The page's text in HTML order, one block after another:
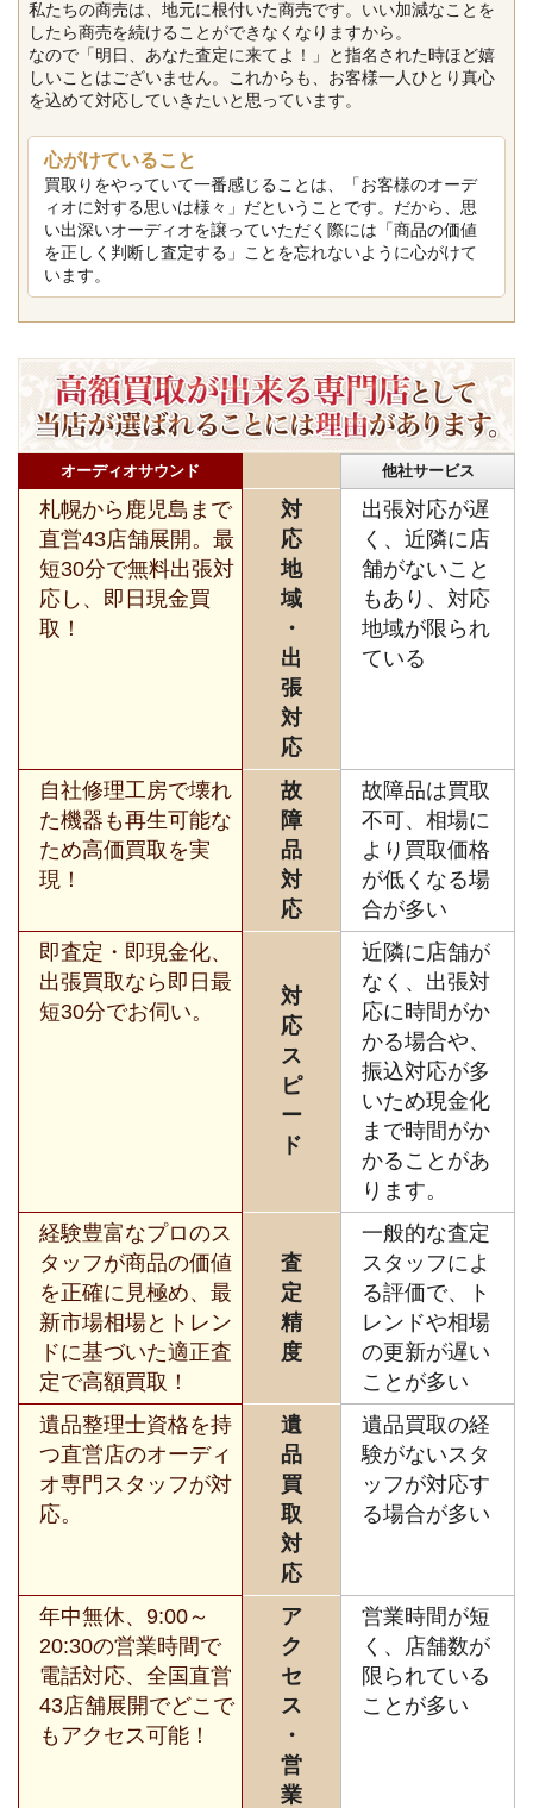
私たちの商売は、地元に根付いた商売です。いい加減なことを
したら商売を続けることができなくなりますから。
なので「明日、あなた査定に来てよ！」と指名された時ほど嬉
しいことはございません。これからも、お客様一人ひとり真心
を込めて対応していきたいと思っています。
心がけていること
買取りをやっていて一番感じることは、「お客様のオーデ
ィオに対する思いは様々」だということです。だから、思
い出深いオーディオを譲っていただく際には「商品の価値
を正しく判断し査定する」ことを忘れないように心がけて
います。
オーディオサウンド 他社サービス
札幌から鹿児島まで
直営43店舗展開。最
短30分で無料出張対
応し、即日現金買
取！
対
応
地
域
・
出
張
対
応
出張対応が遅
く、近隣に店
舗がないこと
もあり、対応
地域が限られ
ている
自社修理工房で壊れ
た機器も再生可能な
ため高価買取を実
現！
故
障
品
対
応
故障品は買取
不可、相場に
より買取価格
が低くなる場
合が多い
即査定・即現金化、
出張買取なら即日最
短30分でお伺い。
対
応
ス
ピ
ー
ド
近隣に店舗が
なく、出張対
応に時間がか
かる場合や、
振込対応が多
いため現金化
まで時間がか
かることがあ
ります。
経験豊富なプロのス
タッフが商品の価値
を正確に見極め、最
新市場相場とトレン
ドに基づいた適正査
定で高額買取！
査
定
精
度
一般的な査定
スタッフによ
る評価で、ト
レンドや相場
の更新が遅い
ことが多い
遺品整理士資格を持
つ直営店のオーディ
オ専門スタッフが対
応。
遺
品
買
取
対
応
遺品買取の経
験がないスタ
ッフが対応す
る場合が多い
年中無休、9:00～
20:30の営業時間で
電話対応、全国直営
43店舗展開でどこで
もアクセス可能！
ア
ク
セ
ス
・
営
業
営業時間が短
く、店舗数が
限られている
ことが多い